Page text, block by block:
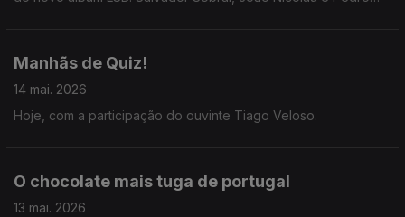
Manhãs de Quiz!
14 mai. 2026
Hoje, com a participação do ouvinte Tiago Veloso.
O chocolate mais tuga de portugal
13 mai. 2026